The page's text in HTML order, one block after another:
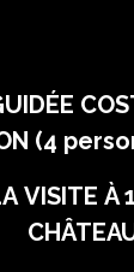
(4
VISITE À